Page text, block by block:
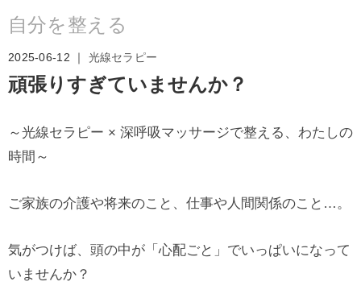
自分を整える
2025-06-12 ｜ 光線セラピー
頑張りすぎていませんか？
～光線セラピー × 深呼吸マッサージで整える、わたしの
時間～
ご家族の介護や将来のこと、仕事や人間関係のこと…。
気がつけば、頭の中が「心配ごと」でいっぱいになって
いませんか？